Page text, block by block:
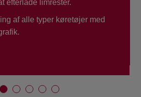
efterlade limrester.
af alle typer køretøjer med